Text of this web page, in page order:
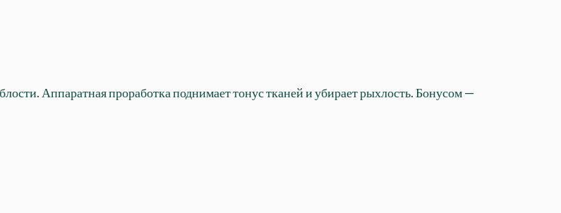
Аппаратная проработка поднимает тонус тканей и убирает рыхлость. Бонусом —